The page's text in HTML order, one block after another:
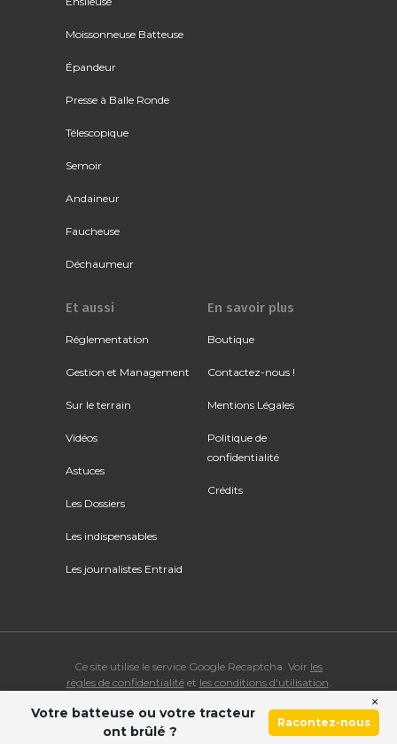
Moissonneuse Batteuse
Épandeur
Presse à Balle Ronde
Télescopique
Semoir
Andaineur
Faucheuse
Déchaumeur
Et aussi
Réglementation
Gestion et Management
Sur le terrain
Vidéos
Astuces
Les Dossiers
Les indispensables
Les journalistes Entraid
En savoir plus
Boutique
Contactez-nous !
Mentions Légales
Politique de
confidentialité
Crédits
Ce site utilise le service Google Recaptcha. Voir les
règles de confidentialitéet les conditions d'utilisation.
© Copyright 2026 ENTRAID. Tous droits réservés.
Votre batteuse ou votre tracteur
ont brûlé ?
Racontez-nous
×